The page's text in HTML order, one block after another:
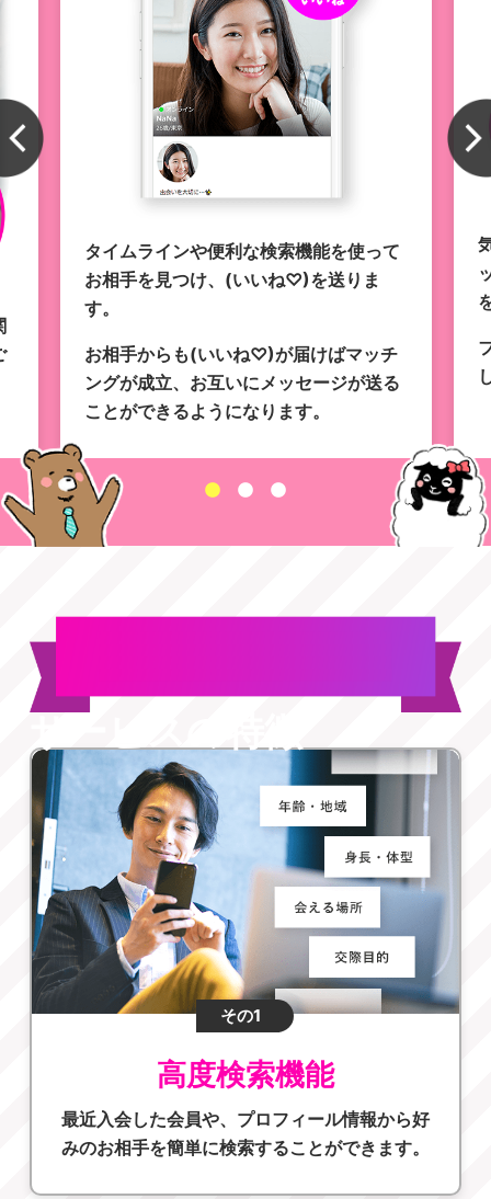
タイムラインや便利な検索機能を使って
お相手を見つけ、(いいね♡)を送りま
す。
お相手からも(いいね♡)が届けばマッチ
ングが成立、お互いにメッセージが送る
ことができるようになります。
その1
高度検索機能
最近入会した会員や、プロフィール情報から好
みのお相手を簡単に検索することができます。